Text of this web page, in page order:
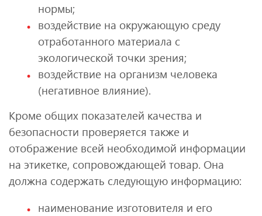
нормы;
воздействие на окружающую среду
отработанного материала с
экологической точки зрения;
воздействие на организм человека
(негативное влияние).
Кроме общих показателей качества и
безопасности проверяется также и
отображение всей необходимой информации
на этикетке, сопровождающей товар. Она
должна содержать следующую информацию:
наименование изготовителя и его